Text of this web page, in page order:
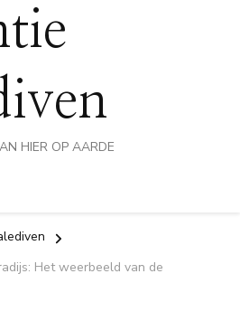
HIER OP AARDE
Het weerbeeld van de